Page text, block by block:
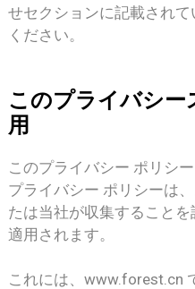
せセクションに記載され
ください。
このプライバシ
用
このプライバシー ポリシ
プライバシー ポリシーは
たは当社が収集すること
適用されます。
これには、www.forest.cn